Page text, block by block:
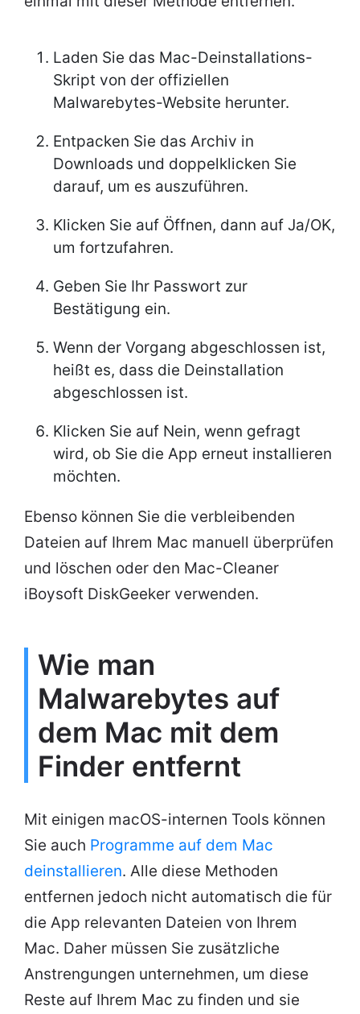
Laden Sie das Mac-Deinstallations-
Skript von der offiziellen
Malwarebytes-Website herunter.
Entpacken Sie das Archiv in
Downloads und doppelklicken Sie
darauf, um es auszuführen.
Klicken Sie auf Öffnen, dann auf Ja/OK,
um fortzufahren.
Geben Sie Ihr Passwort zur
Bestätigung ein.
Wenn der Vorgang abgeschlossen ist,
heißt es, dass die Deinstallation
abgeschlossen ist.
Klicken Sie auf Nein, wenn gefragt
wird, ob Sie die App erneut installieren
möchten.
Ebenso können Sie die verbleibenden
Dateien auf Ihrem Mac manuell überprüfen
und löschen oder den Mac-Cleaner
iBoysoft DiskGeeker verwenden.
Wie man
Malwarebytes auf
dem Mac mit dem
Finder entfernt
Mit einigen macOS-internen Tools können
Sie auch Programme auf dem Mac
deinstallieren. Alle diese Methoden
entfernen jedoch nicht automatisch die für
die App relevanten Dateien von Ihrem
Mac. Daher müssen Sie zusätzliche
Anstrengungen unternehmen, um diese
Reste auf Ihrem Mac zu finden und sie